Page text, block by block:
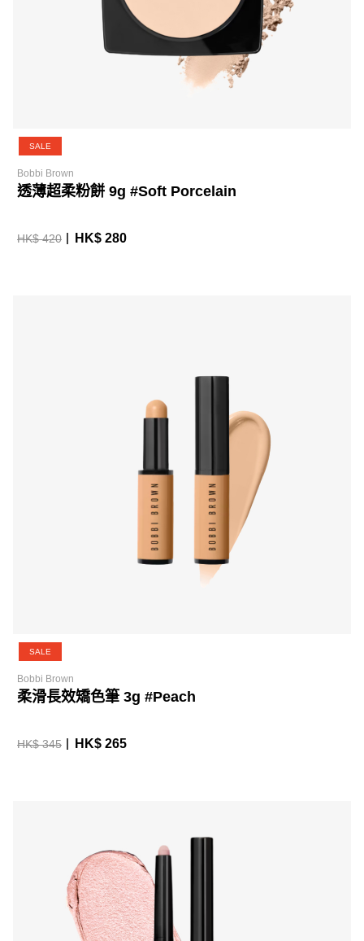
SALE
Bobbi Brown
透薄超柔粉餅 9g #Soft Porcelain
HK$ 420 HK$ 280
SALE
Bobbi Brown
柔滑長效矯色筆 3g #Peach
HK$ 345 HK$ 265